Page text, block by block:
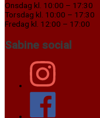
Onsdag kl. 10:00 – 17:30
Torsdag kl. 10:00 – 17:30
Fredag kl. 12:00 – 17:00
Sabine social